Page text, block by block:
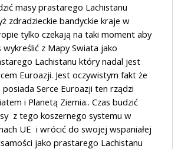
masy prastarego Lachistanu
zdradzieckie bandyckie kraje w
tylko czekają na taki moment aby
wykreślić z Mapy Swiata jako
Lachistanu który nadal jest
Euroazji. Jest oczywistym fakt że
Serce Euroazji ten rządzi
i Planetą Ziemia.. Czas budzić
z tego koszernego systemu w
UE i wrócić do swojej wspaniałej
jako prastarego Lachistanu